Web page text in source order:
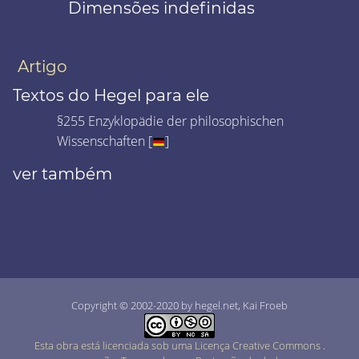
Dimensões indefinidas
Artigo
Textos do Hegel para ele
§255 Enzyklopädie der philosophischen
Wissenschaften [
]
ver também
Copyright © 2002-2020 by hegel.net, Kai Froeb
Esta obra está licenciada sob uma Licença Creative Commons .